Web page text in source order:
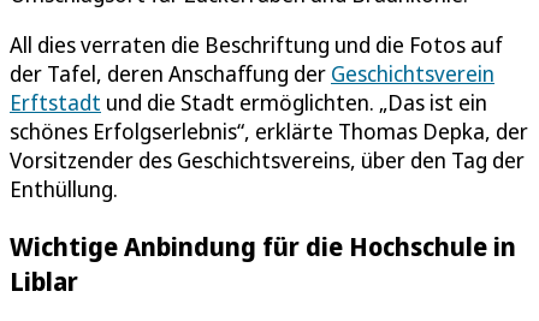
All dies verraten die Beschriftung und die Fotos auf
der Tafel, deren Anschaffung der Geschichtsverein
Erftstadt und die Stadt ermöglichten. „Das ist ein
schönes Erfolgserlebnis“, erklärte Thomas Depka, der
Vorsitzender des Geschichtsvereins, über den Tag der
Enthüllung.
Wichtige Anbindung für die Hochschule in
Liblar